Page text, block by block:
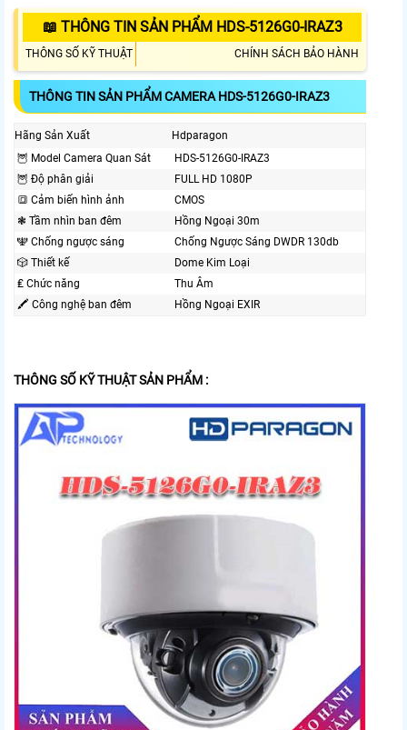
📖 THÔNG TIN SẢN PHẨM HDS-5126G0-IRAZ3
THÔNG SỐ KỸ THUẬT CHÍNH SÁCH BẢO HÀNH
THÔNG TIN SẢN PHẨM CAMERA HDS-5126G0-IRAZ3
Hãng Sản Xuất
Hdparagon
🦉 Model Camera Quan Sát
HDS-5126G0-IRAZ3
🦉 Độ phân giải
FULL HD 1080P
🔳 Cảm biến hình ảnh
CMOS
❃ Tầm nhìn ban đêm
Hồng Ngoại 30m
🕎 Chống ngược sáng
Chống Ngược Sáng DWDR 130db
🎲 Thiết kế
Dome Kim Loại
₤ Chức năng
Thu Âm
🖍 Công nghệ ban đêm
Hồng Ngoại EXIR
THÔNG SỐ KỸ THUẬT SẢN PHẨM :